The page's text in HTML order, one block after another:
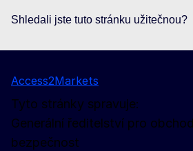
Shledali jste tuto stránku užitečnou?
Access2Markets
Tyto stránky spravuje:
Generální ředitelství pro
bezpečnost